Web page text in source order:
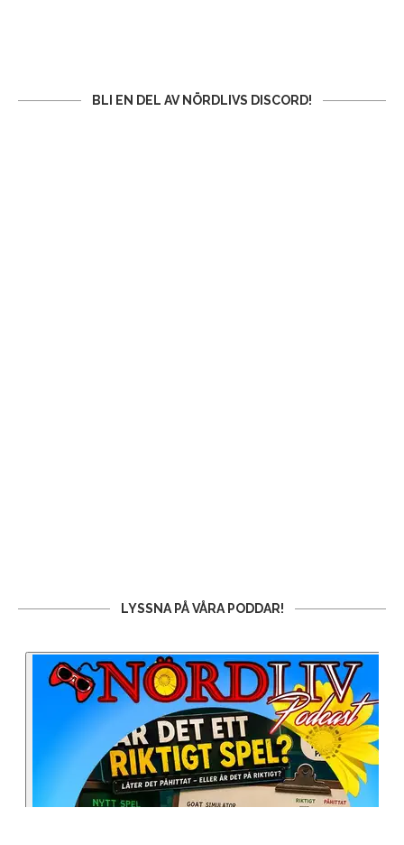
BLI EN DEL AV NÖRDLIVS DISCORD!
LYSSNA PÅ VÅRA PODDAR!